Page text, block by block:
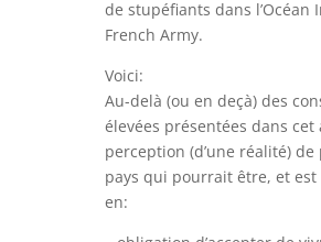
de stupéfiants dans l’Océan
French Army.
Voici:
Au-delà (ou en deçà) des
élevées présentées dans cet
perception (d’une réalité)
pays qui pourrait être, et
en: